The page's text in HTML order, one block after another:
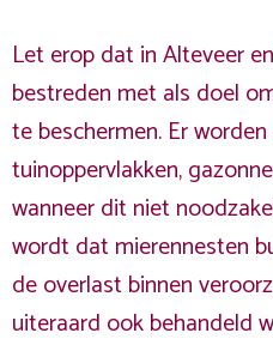
Let erop dat in Alteveer
bestreden met als doel
te beschermen. Er
tuinoppervlakken,
wanneer dit niet
wordt dat mierennesten
de overlast binnen
uiteraard ook behandeld